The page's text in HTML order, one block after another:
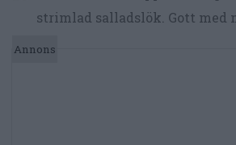
strimlad salladslök. Gott med